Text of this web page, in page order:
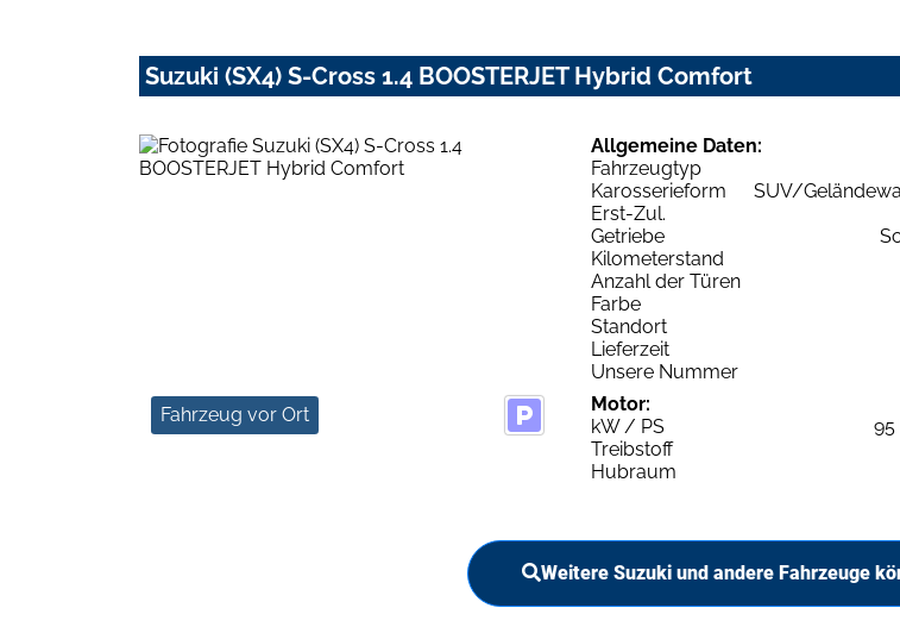
Suzuki (SX4) S-Cross 1.4 BOOSTERJET Hybrid Comfort
Fahrzeug vor Ort
Allgemeine Daten:
Fahrzeugtyp
Karosserieform
SUV/
Erst-Zul.
Getriebe
Kilometerstand
Anzahl der Türen
Farbe
Standort
Lieferzeit
Unsere Nummer
Motor:
kW / PS
95
Treibstoff
Hubraum
Weitere Suzuki und andere Fahrzeuge